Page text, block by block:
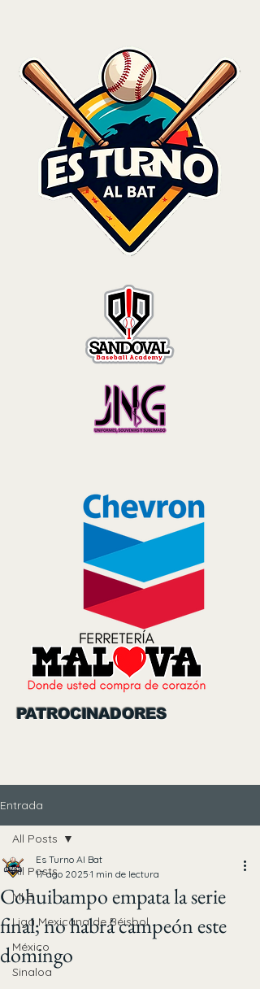
PATROCINADORES
Entrada
All Posts
MLB
Liga Mexicana de Béisbol
México
Sinaloa
All Posts
Cohuibampo empata la serie
final; no habrá campeón este
domingo
Es Turno Al Bat
17 ago 2025 1 min de lectura